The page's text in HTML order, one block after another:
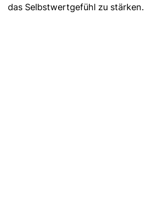
das Selbstwertgefühl zu stärken.